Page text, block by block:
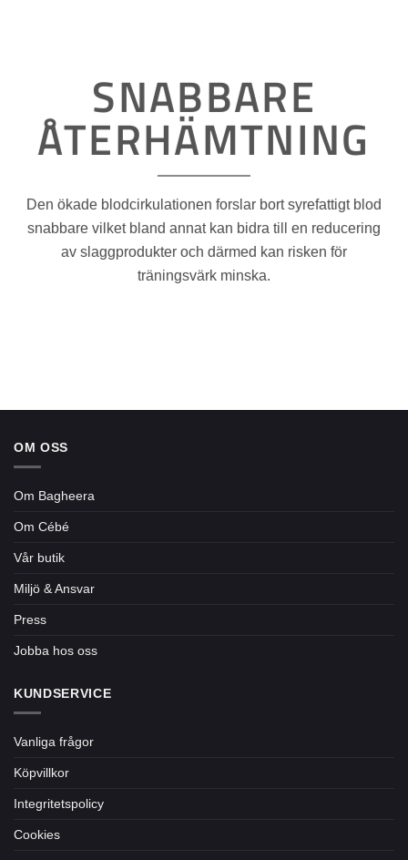
SNABBARE
ÅTERHÄMTNING
Den ökade blodcirkulationen forslar bort syrefattigt blod
snabbare vilket bland annat kan bidra till en reducering
av slaggprodukter och därmed kan risken för
träningsvärk minska.
OM OSS
Om Bagheera
Om Cébé
Vår butik
Miljö & Ansvar
Press
Jobba hos oss
KUNDSERVICE
Vanliga frågor
Köpvillkor
Integritetspolicy
Cookies